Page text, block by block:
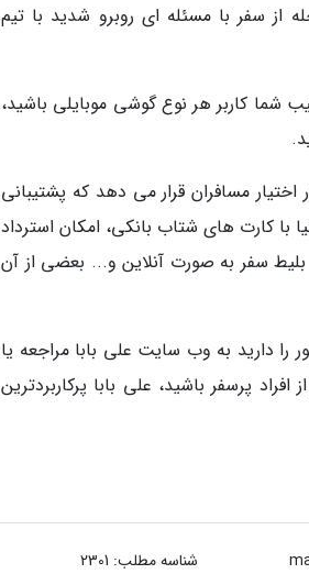
از سفر با مسئله ای روبرو شدید با تیم
شما کاربر هر نوع گوشی موبایلی باشید،
مسافران قرار می دهد که پشتیبانی
دنیا با کارت های شتاب بانکی، امکان استرداد
بلیط سفر به صورت آنلاین و... بعضی از آن
دارید به وب سایت علی بابا مراجعه یا
پرسفر باشید، علی بابا پرکاربردترین
شناسه مطلب: 2301